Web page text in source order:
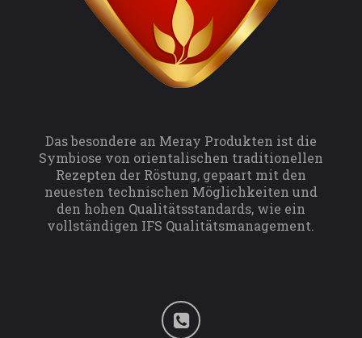
Das besondere an Meray Produkten ist die
Symbiose von orientalischen traditionellen
Rezepten der Röstung, gepaart mit den
neuesten technischen Möglichkeiten und
den hohen Qualitätsstandards, wie ein
vollständigen IFS Qualitätsmanagement.